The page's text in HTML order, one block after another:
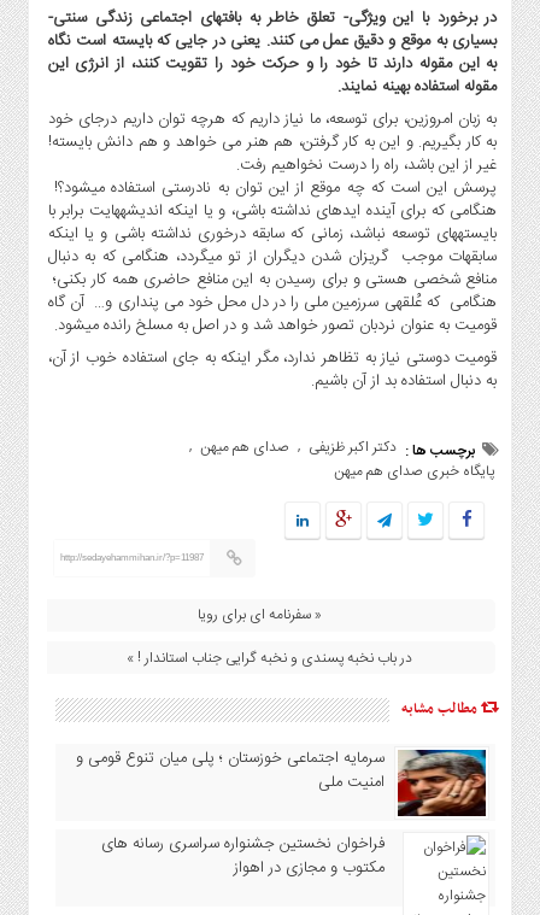
گزارش
یادداشت
در برخورد با این ویژگی- تعلق خاطر به بافتهای اجتماعی زندگی سنتی-
بسیاری به موقع و دقیق عمل می کنند. یعنی در جایی که بایسته است نگاه
به این مقوله دارند تا خود را و حرکت خود را تقویت کنند، از انرژی این
مقوله استفاده بهینه نمایند.
به زبان امروزین، برای توسعه، ما نیاز داریم که هرچه توان داریم درجای خود
به کار بگیریم. و این به کار گرفتن، هم هنر می خواهد و هم دانش بایسته!
غیر از این باشد، راه را درست نخواهیم رفت.
پرسش این است که چه موقع از این توان به نادرستی استفاده میشود؟!
هنگامی که برای آینده ایدهای نداشته باشی، و یا اینکه اندیشههایت برابر با
بایستههای توسعه نباشد، زمانی که سابقه درخوری نداشته باشی و یا اینکه
سابقهات موجب گریزان شدن دیگران از تو میگردد، هنگامی که به دنبال
منافع شخصی هستی و برای رسیدن به این منافع حاضری همه کار بکنی؛
هنگامی که عُلقهی سرزمین ملی را در دل محل خود می پنداری و… آن گاه
قومیت به عنوان نردبان تصور خواهد شد و در اصل به مسلخ رانده میشود.
قومیت دوستی نیاز به تظاهر ندارد، مگر اینکه به جای استفاده خوب از آن،
به دنبال استفاده بد از آن باشیم.
برچسب ها : دکتر اکبر ظزیفی , صدای هم میهن ,
پایگاه خبری صدای هم میهن
http://sedayehammihan.ir/?p=11987
« سفرنامه ای برای رویا
در باب نخبه پسندی و نخبه گرایی جناب استاندار ! »
مطالب مشابه
سرمایه اجتماعی خوزستان ؛ پلی میان تنوع قومی و
امنیت ملی
فراخوان نخستین جشنواره سراسری رسانه های
مکتوب و مجازی در اهواز